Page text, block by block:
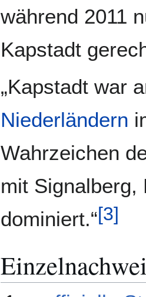
während 2011
Kapstadt
„Kapstadt war
Niederländern
Wahrzeichen
mit Signalberg,
dominiert.“[3]